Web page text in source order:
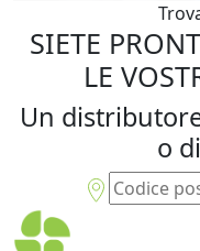
SIETE
LE
Un
o